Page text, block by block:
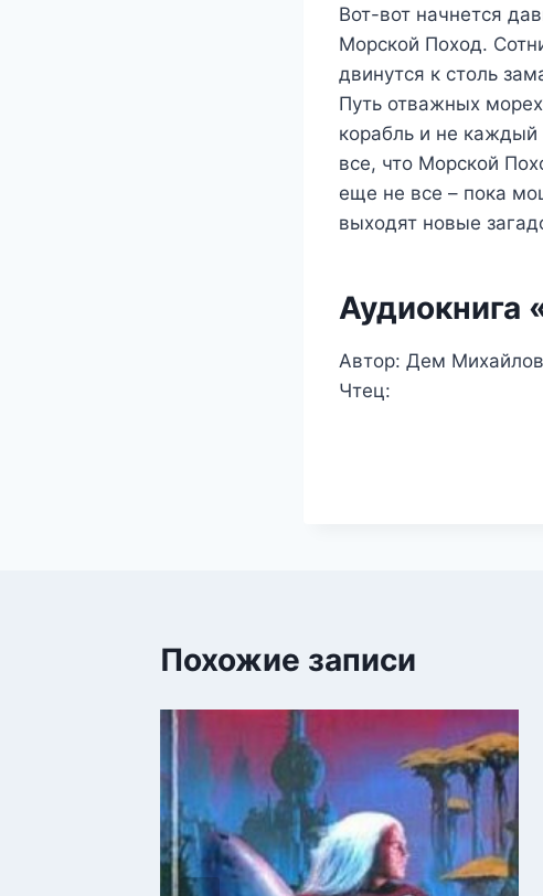
Вот-вот начнется
Морской Поход.
двинутся к столь
Путь отважных
корабль и не
все, что Морской
еще не все – пока
выходят новые
Аудиокнига
Автор: Дем Михайлов
Чтец:
Похожие записи